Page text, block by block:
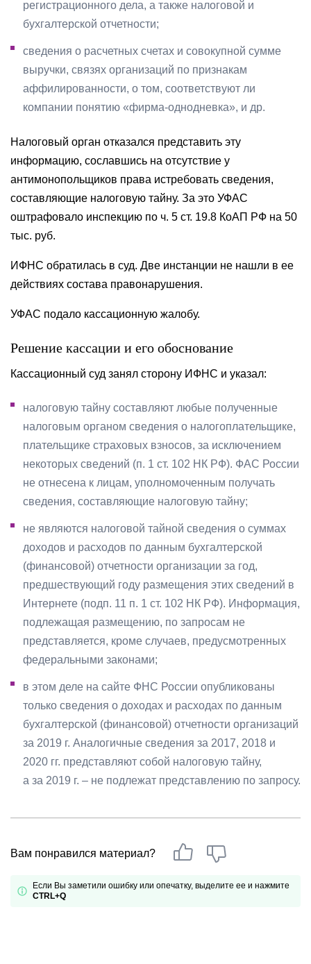
регистрационного дела, а также налоговой и
бухгалтерской отчетности;
сведения о расчетных счетах и совокупной сумме
выручки, связях организаций по признакам
аффилированности, о том, соответствуют ли
компании понятию «фирма-однодневка», и др.
Налоговый орган отказался представить эту
информацию, сославшись на отсутствие у
антимонопольщиков права истребовать сведения,
составляющие налоговую тайну. За это УФАС
оштрафовало инспекцию по ч. 5 ст. 19.8 КоАП РФ на 50
тыс. руб.
ИФНС обратилась в суд. Две инстанции не нашли в ее
действиях состава правонарушения.
УФАС подало кассационную жалобу.
Решение кассации и его обоснование
Кассационный суд занял сторону ИФНС и указал:
налоговую тайну составляют любые полученные
налоговым органом сведения о налогоплательщике,
плательщике страховых взносов, за исключением
некоторых сведений (п. 1 ст. 102 НК РФ). ФАС России
не отнесена к лицам, уполномоченным получать
сведения, составляющие налоговую тайну;
не являются налоговой тайной сведения о суммах
доходов и расходов по данным бухгалтерской
(финансовой) отчетности организации за год,
предшествующий году размещения этих сведений в
Интернете (подп. 11 п. 1 ст. 102 НК РФ). Информация,
подлежащая размещению, по запросам не
представляется, кроме случаев, предусмотренных
федеральными законами;
в этом деле на сайте ФНС России опубликованы
только сведения о доходах и расходах по данным
бухгалтерской (финансовой) отчетности организаций
за 2019 г. Аналогичные сведения за 2017, 2018 и
2020 гг. представляют собой налоговую тайну,
а за 2019 г. – не подлежат представлению по запросу.
Вам понравился материал?
Если Вы заметили ошибку или опечатку, выделите ее и нажмите
CTRL+Q